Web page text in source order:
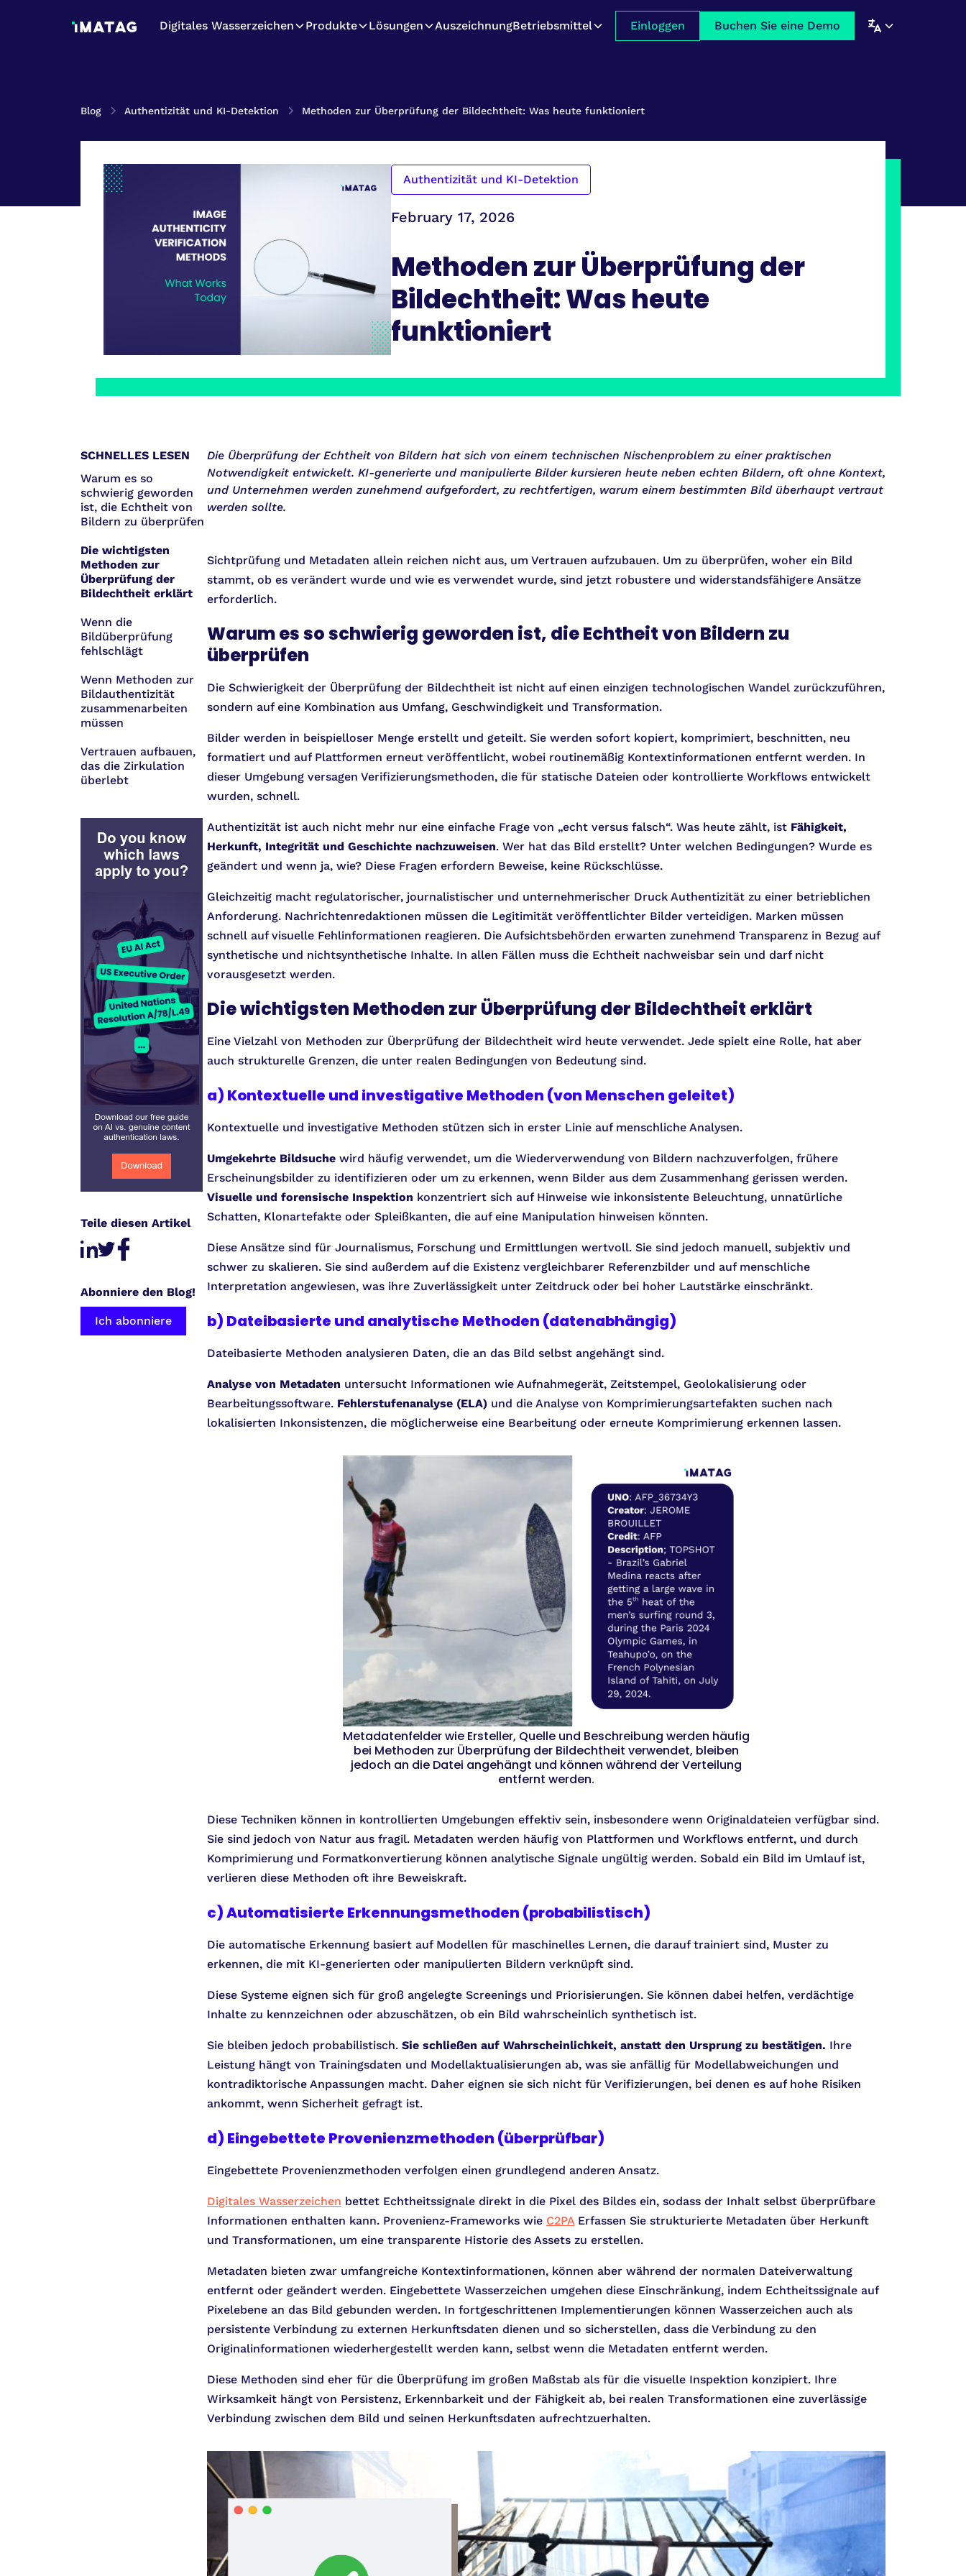
Digitales Wasserzeichen Produkte Lösungen AuszeichnungBetriebsmittel Einloggen Buchen Sie eine Demo
Blog Authentizität und KI-Detektion Methoden zur Überprüfung der Bildechtheit: Was heute funktioniert
Authentizität und KI-Detektion
February 17, 2026
Methoden zur Überprüfung der
Bildechtheit: Was heute
funktioniert
SCHNELLES LESEN
Warum es so
schwierig geworden
ist, die Echtheit von
Bildern zu überprüfen
Die wichtigsten
Methoden zur
Überprüfung der
Bildechtheit erklärt
Wenn die
Bildüberprüfung
fehlschlägt
Wenn Methoden zur
Bildauthentizität
zusammenarbeiten
müssen
Vertrauen aufbauen,
das die Zirkulation
überlebt
Teile diesen Artikel
Abonniere den Blog!
Ich abonniere
Die Überprüfung der Echtheit von Bildern hat sich von einem technischen Nischenproblem zu einer praktischen
Notwendigkeit entwickelt. KI-generierte und manipulierte Bilder kursieren heute neben echten Bildern, oft ohne Kontext,
und Unternehmen werden zunehmend aufgefordert, zu rechtfertigen, warum einem bestimmten Bild überhaupt vertraut
werden sollte.
Sichtprüfung und Metadaten allein reichen nicht aus, um Vertrauen aufzubauen. Um zu überprüfen, woher ein Bild
stammt, ob es verändert wurde und wie es verwendet wurde, sind jetzt robustere und widerstandsfähigere Ansätze
erforderlich.
Warum es so schwierig geworden ist, die Echtheit von Bildern zu
überprüfen
Die Schwierigkeit der Überprüfung der Bildechtheit ist nicht auf einen einzigen technologischen Wandel zurückzuführen,
sondern auf eine Kombination aus Umfang, Geschwindigkeit und Transformation.
Bilder werden in beispielloser Menge erstellt und geteilt. Sie werden sofort kopiert, komprimiert, beschnitten, neu
formatiert und auf Plattformen erneut veröffentlicht, wobei routinemäßig Kontextinformationen entfernt werden. In
dieser Umgebung versagen Verifizierungsmethoden, die für statische Dateien oder kontrollierte Workflows entwickelt
wurden, schnell.
Authentizität ist auch nicht mehr nur eine einfache Frage von „echt versus falsch“. Was heute zählt, ist Fähigkeit,
Herkunft, Integrität und Geschichte nachzuweisen. Wer hat das Bild erstellt? Unter welchen Bedingungen? Wurde es
geändert und wenn ja, wie? Diese Fragen erfordern Beweise, keine Rückschlüsse.
Gleichzeitig macht regulatorischer, journalistischer und unternehmerischer Druck Authentizität zu einer betrieblichen
Anforderung. Nachrichtenredaktionen müssen die Legitimität veröffentlichter Bilder verteidigen. Marken müssen
schnell auf visuelle Fehlinformationen reagieren. Die Aufsichtsbehörden erwarten zunehmend Transparenz in Bezug auf
synthetische und nichtsynthetische Inhalte. In allen Fällen muss die Echtheit nachweisbar sein und darf nicht
vorausgesetzt werden.
Die wichtigsten Methoden zur Überprüfung der Bildechtheit erklärt
Eine Vielzahl von Methoden zur Überprüfung der Bildechtheit wird heute verwendet. Jede spielt eine Rolle, hat aber
auch strukturelle Grenzen, die unter realen Bedingungen von Bedeutung sind.
a) Kontextuelle und investigative Methoden (von Menschen geleitet)
Kontextuelle und investigative Methoden stützen sich in erster Linie auf menschliche Analysen.
Umgekehrte Bildsuche wird häufig verwendet, um die Wiederverwendung von Bildern nachzuverfolgen, frühere
Erscheinungsbilder zu identifizieren oder um zu erkennen, wenn Bilder aus dem Zusammenhang gerissen werden.
Visuelle und forensische Inspektion konzentriert sich auf Hinweise wie inkonsistente Beleuchtung, unnatürliche
Schatten, Klonartefakte oder Spleißkanten, die auf eine Manipulation hinweisen könnten.
Diese Ansätze sind für Journalismus, Forschung und Ermittlungen wertvoll. Sie sind jedoch manuell, subjektiv und
schwer zu skalieren. Sie sind außerdem auf die Existenz vergleichbarer Referenzbilder und auf menschliche
Interpretation angewiesen, was ihre Zuverlässigkeit unter Zeitdruck oder bei hoher Lautstärke einschränkt.
b) Dateibasierte und analytische Methoden (datenabhängig)
Dateibasierte Methoden analysieren Daten, die an das Bild selbst angehängt sind.
Analyse von Metadaten untersucht Informationen wie Aufnahmegerät, Zeitstempel, Geolokalisierung oder
Bearbeitungssoftware. Fehlerstufenanalyse (ELA) und die Analyse von Komprimierungsartefakten suchen nach
lokalisierten Inkonsistenzen, die möglicherweise eine Bearbeitung oder erneute Komprimierung erkennen lassen.
Metadatenfelder wie Ersteller, Quelle und Beschreibung werden häufig
bei Methoden zur Überprüfung der Bildechtheit verwendet, bleiben
jedoch an die Datei angehängt und können während der Verteilung
entfernt werden.
Diese Techniken können in kontrollierten Umgebungen effektiv sein, insbesondere wenn Originaldateien verfügbar sind.
Sie sind jedoch von Natur aus fragil. Metadaten werden häufig von Plattformen und Workflows entfernt, und durch
Komprimierung und Formatkonvertierung können analytische Signale ungültig werden. Sobald ein Bild im Umlauf ist,
verlieren diese Methoden oft ihre Beweiskraft.
c) Automatisierte Erkennungsmethoden (probabilistisch)
Die automatische Erkennung basiert auf Modellen für maschinelles Lernen, die darauf trainiert sind, Muster zu
erkennen, die mit KI-generierten oder manipulierten Bildern verknüpft sind.
Diese Systeme eignen sich für groß angelegte Screenings und Priorisierungen. Sie können dabei helfen, verdächtige
Inhalte zu kennzeichnen oder abzuschätzen, ob ein Bild wahrscheinlich synthetisch ist.
Sie bleiben jedoch probabilistisch. Sie schließen auf Wahrscheinlichkeit, anstatt den Ursprung zu bestätigen. Ihre
Leistung hängt von Trainingsdaten und Modellaktualisierungen ab, was sie anfällig für Modellabweichungen und
kontradiktorische Anpassungen macht. Daher eignen sie sich nicht für Verifizierungen, bei denen es auf hohe Risiken
ankommt, wenn Sicherheit gefragt ist.
d) Eingebettete Provenienzmethoden (überprüfbar)
Eingebettete Provenienzmethoden verfolgen einen grundlegend anderen Ansatz.
Digitales Wasserzeichen bettet Echtheitssignale direkt in die Pixel des Bildes ein, sodass der Inhalt selbst überprüfbare
Informationen enthalten kann. Provenienz-Frameworks wie C2PAErfassen Sie strukturierte Metadaten über Herkunft
und Transformationen, um eine transparente Historie des Assets zu erstellen.
Metadaten bieten zwar umfangreiche Kontextinformationen, können aber während der normalen Dateiverwaltung
entfernt oder geändert werden. Eingebettete Wasserzeichen umgehen diese Einschränkung, indem Echtheitssignale auf
Pixelebene an das Bild gebunden werden. In fortgeschrittenen Implementierungen können Wasserzeichen auch als
persistente Verbindung zu externen Herkunftsdaten dienen und so sicherstellen, dass die Verbindung zu den
Originalinformationen wiederhergestellt werden kann, selbst wenn die Metadaten entfernt werden.
Diese Methoden sind eher für die Überprüfung im großen Maßstab als für die visuelle Inspektion konzipiert. Ihre
Wirksamkeit hängt von Persistenz, Erkennbarkeit und der Fähigkeit ab, bei realen Transformationen eine zuverlässige
Verbindung zwischen dem Bild und seinen Herkunftsdaten aufrechtzuerhalten.